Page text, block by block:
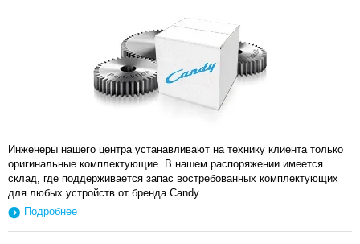
Инженеры нашего центра устанавливают на технику клиента только
оригинальные комплектующие. В нашем распоряжении имеется
склад, где поддерживается запас востребованных комплектующих
для любых устройств от бренда Candy.
Подробнее